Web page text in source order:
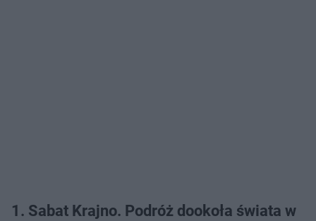
1. Sabat Krajno. Podróż dookoła świata w